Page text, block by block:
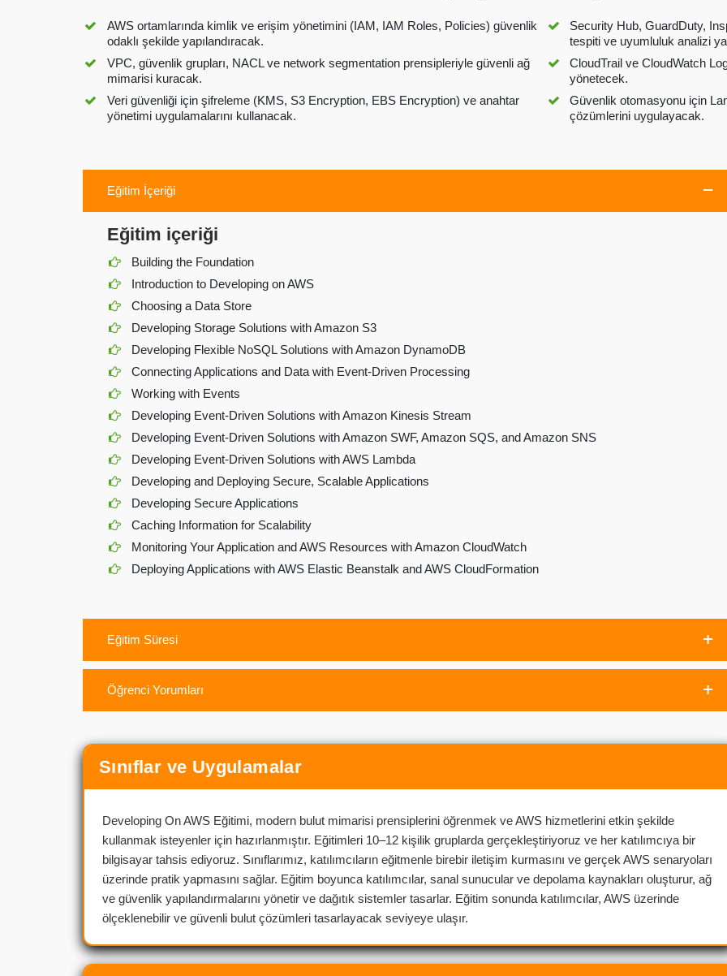
AWS ortamlarında kimlik ve erişim yönetimini (IAM, IAM Roles, Policies) güvenlik
odaklı şekilde yapılandıracak.
VPC, güvenlik grupları, NACL ve network segmentation prensipleriyle güvenli ağ
mimarisi kuracak.
Veri güvenliği için şifreleme (KMS, S3 Encryption, EBS Encryption) ve anahtar
yönetimi uygulamalarını kullanacak.
Security Hub, GuardDuty,
tespiti ve uyumluluk analizi
CloudTrail ve CloudWatch
yönetecek.
Güvenlik otomasyonu için
çözümlerini uygulayacak.
Eğitim İçeriği
Eğitim içeriği
Building the Foundation
Introduction to Developing on AWS
Choosing a Data Store
Developing Storage Solutions with Amazon S3
Developing Flexible NoSQL Solutions with Amazon DynamoDB
Connecting Applications and Data with Event-Driven Processing
Working with Events
Developing Event-Driven Solutions with Amazon Kinesis Stream
Developing Event-Driven Solutions with Amazon SWF, Amazon SQS, and Amazon SNS
Developing Event-Driven Solutions with AWS Lambda
Developing and Deploying Secure, Scalable Applications
Developing Secure Applications
Caching Information for Scalability
Monitoring Your Application and AWS Resources with Amazon CloudWatch
Deploying Applications with AWS Elastic Beanstalk and AWS CloudFormation
Eğitim Süresi
Öğrenci Yorumları
Sınıflar ve Uygulamalar
Developing On AWS Eğitimi, modern bulut mimarisi prensiplerini öğrenmek ve AWS hizmetlerini etkin şekilde
kullanmak isteyenler için hazırlanmıştır. Eğitimleri 10–12 kişilik gruplarda gerçekleştiriyoruz ve her katılımcıya bir
bilgisayar tahsis ediyoruz. Sınıflarımız, katılımcıların eğitmenle birebir iletişim kurmasını ve gerçek AWS senaryoları
üzerinde pratik yapmasını sağlar. Eğitim boyunca katılımcılar, sanal sunucular ve depolama kaynakları oluşturur, ağ
ve güvenlik yapılandırmalarını yönetir ve dağıtık sistemler tasarlar. Eğitim sonunda katılımcılar, AWS üzerinde
ölçeklenebilir ve güvenli bulut çözümleri tasarlayacak seviyeye ulaşır.